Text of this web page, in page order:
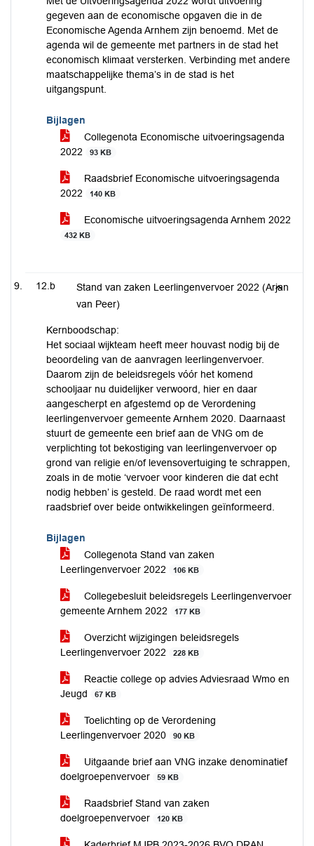
gegeven aan de economische opgaven die in de
Economische Agenda Arnhem zijn benoemd. Met de
agenda wil de gemeente met partners in de stad het
economisch klimaat versterken. Verbinding met andere
maatschappelijke thema’s in de stad is het
uitgangspunt.
Bijlagen
Collegenota Economische uitvoeringsagenda
2022
93 KB
Raadsbrief Economische uitvoeringsagenda
2022
140 KB
Economische uitvoeringsagenda Arnhem 2022
432 KB
12.b
Stand van zaken Leerlingenvervoer 2022 (Arjan
van Peer)
Kernboodschap:
Het sociaal wijkteam heeft meer houvast nodig bij de
beoordeling van de aanvragen leerlingenvervoer.
Daarom zijn de beleidsregels vóór het komend
schooljaar nu duidelijker verwoord, hier en daar
aangescherpt en afgestemd op de Verordening
leerlingenvervoer gemeente Arnhem 2020. Daarnaast
stuurt de gemeente een brief aan de VNG om de
verplichting tot bekostiging van leerlingenvervoer op
grond van religie en/of levensovertuiging te schrappen,
zoals in de motie ‘vervoer voor kinderen die dat echt
nodig hebben’ is gesteld. De raad wordt met een
raadsbrief over beide ontwikkelingen geïnformeerd.
Bijlagen
Collegenota Stand van zaken
Leerlingenvervoer 2022
106 KB
Collegebesluit beleidsregels Leerlingenvervoer
gemeente Arnhem 2022
177 KB
Overzicht wijzigingen beleidsregels
Leerlingenvervoer 2022
228 KB
Reactie college op advies Adviesraad Wmo en
Jeugd
67 KB
Toelichting op de Verordening
Leerlingenvervoer 2020
90 KB
Uitgaande brief aan VNG inzake denominatief
doelgroepenvervoer
59 KB
Raadsbrief Stand van zaken
doelgroepenvervoer
120 KB